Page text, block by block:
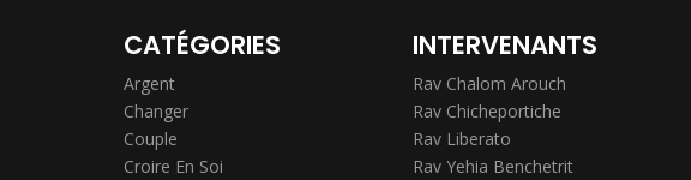
CATÉGORIES
Argent
Changer
Couple
Croire En Soi
INTERVENANTS
Rav Chalom Arouch
Rav Chicheportiche
Rav Liberato
Rav Yehia Benchetrit